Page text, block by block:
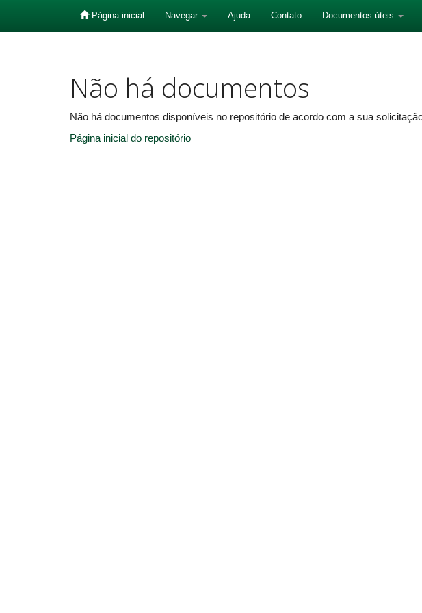
Página inicial Navegar Ajuda Contato Documentos úteis
Não há documentos
Não há documentos disponíveis no repositório de acordo com a sua
Página inicial do repositório